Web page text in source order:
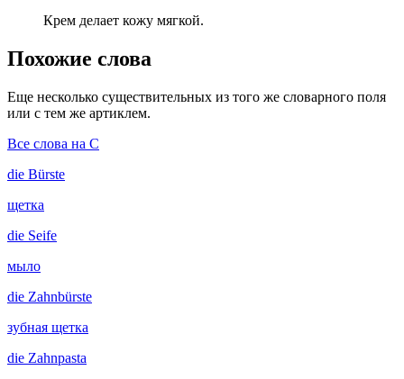
Крем делает кожу мягкой.
Похожие слова
Еще несколько существительных из того же словарного поля
или с тем же артиклем.
Все слова на C
die Bürste
щетка
die Seife
мыло
die Zahnbürste
зубная щетка
die Zahnpasta